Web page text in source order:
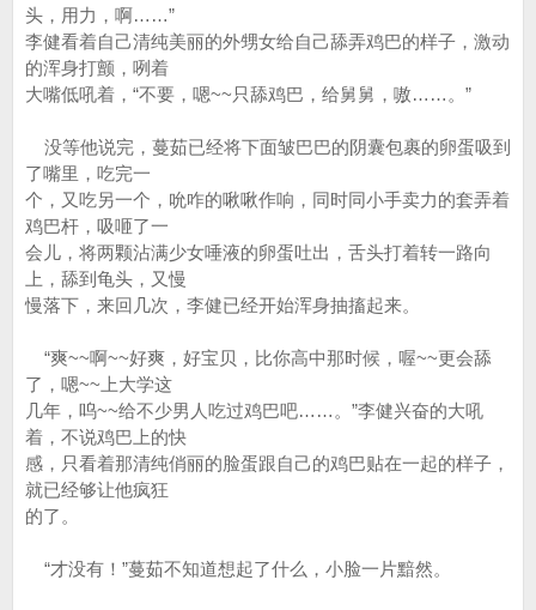
头，用力，啊……”
李健看着自己清纯美丽的外甥女给自己舔弄鸡巴的样子，激动
的浑身打颤，咧着
大嘴低吼着，“不要，嗯~~只舔鸡巴，给舅舅，嗷……。”
没等他说完，蔓茹已经将下面皱巴巴的阴囊包裹的卵蛋吸到
了嘴里，吃完一
个，又吃另一个，吮咋的啾啾作响，同时同小手卖力的套弄着
鸡巴杆，吸咂了一
会儿，将两颗沾满少女唾液的卵蛋吐出，舌头打着转一路向
上，舔到龟头，又慢
慢落下，来回几次，李健已经开始浑身抽搐起来。
“爽~~啊~~好爽，好宝贝，比你高中那时候，喔~~更会舔
了，嗯~~上大学这
几年，呜~~给不少男人吃过鸡巴吧……。”李健兴奋的大吼
着，不说鸡巴上的快
感，只看着那清纯俏丽的脸蛋跟自己的鸡巴贴在一起的样子，
就已经够让他疯狂
的了。
“才没有！”蔓茹不知道想起了什么，小脸一片黯然。